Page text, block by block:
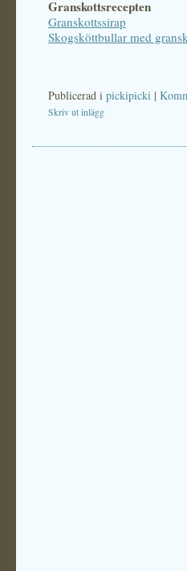
Granskottsrecepten
Granskottssirap
Skogsköttbullar med
Publicerad i pickipicki |
Skriv ut inlägg